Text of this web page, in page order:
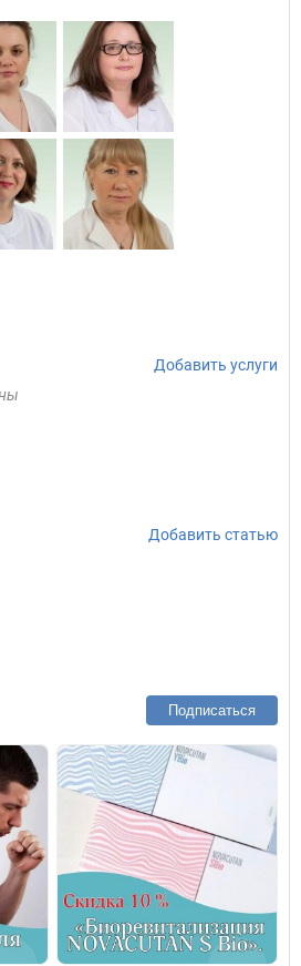
Добавить услуги
Добавить статью
Подписаться